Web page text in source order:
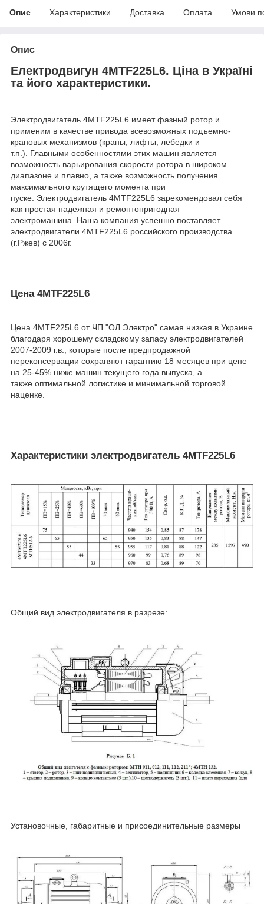
Опис Характеристики Доставка Оплата Умови
Опис
Електродвигун 4MTF225L6. Ціна в Україні
та його характеристики.
Электродвигатель 4MTF225L6 имеет фазный ротор и
применим в качестве привода всевозможных подъемно-
крановых механизмов (краны, лифты, лебедки и
т.п.). Главными особенностями этих машин является
возможность варьирования скорости ротора в широком
диапазоне и плавно, а также возможность получения
максимального крутящего момента при
пуске. Электродвигатель 4MTF225L6 зарекомендовал себя
как простая надежная и ремонтопригодная
электромашина. Наша компания успешно поставляет
электродвигатели 4MTF225L6 российского производства
(г.Ржев) с 2006г.
Цена 4MTF225L6
Цена 4MTF225L6 от ЧП "ОЛ Электро" самая низкая в Украине
благодаря хорошему складскому запасу электродвигателей
2007-2009 г.в., которые после предпродажной
переконсервации сохраняют гарантию 18 месяцев при цене
на 25-45% ниже машин текущего года выпуска, а
также оптимальной логистике и минимальной торговой
наценке.
Характеристики электродвигатель 4MTF225L6
Общий вид электродвигателя в разрезе:
Установочные, габаритные и присоединительные размеры